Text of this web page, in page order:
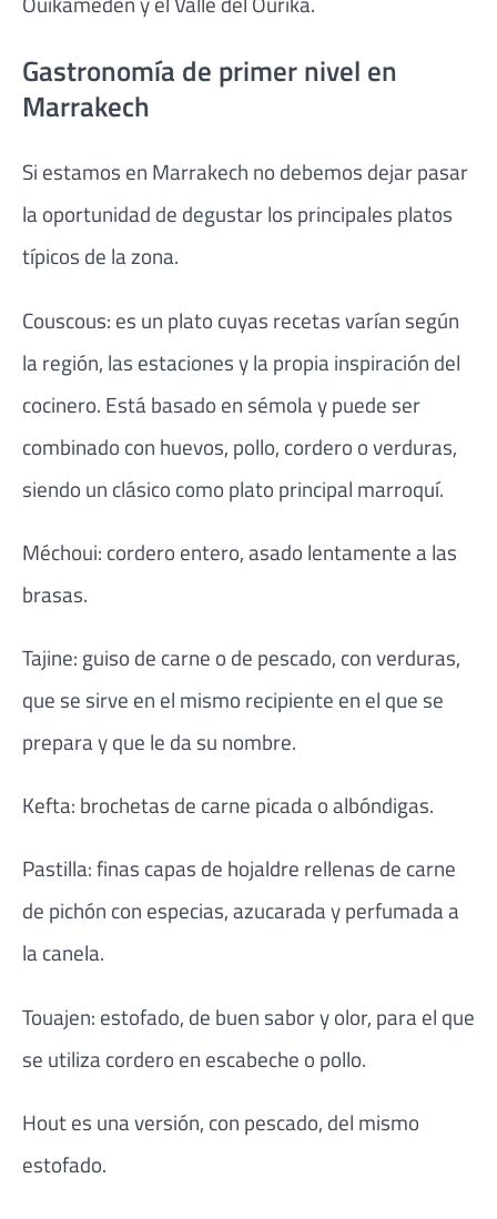
Gastronomía de primer nivel en
Marrakech
Si estamos en Marrakech no debemos dejar pasar
la oportunidad de degustar los principales platos
típicos de la zona.
Couscous: es un plato cuyas recetas varían según
la región, las estaciones y la propia inspiración del
cocinero. Está basado en sémola y puede ser
combinado con huevos, pollo, cordero o verduras,
siendo un clásico como plato principal marroquí.
Méchoui: cordero entero, asado lentamente a las
brasas.
Tajine: guiso de carne o de pescado, con verduras,
que se sirve en el mismo recipiente en el que se
prepara y que le da su nombre.
Kefta: brochetas de carne picada o albóndigas.
Pastilla: finas capas de hojaldre rellenas de carne
de pichón con especias, azucarada y perfumada a
la canela.
Touajen: estofado, de buen sabor y olor, para el que
se utiliza cordero en escabeche o pollo.
Hout es una versión, con pescado, del mismo
estofado.